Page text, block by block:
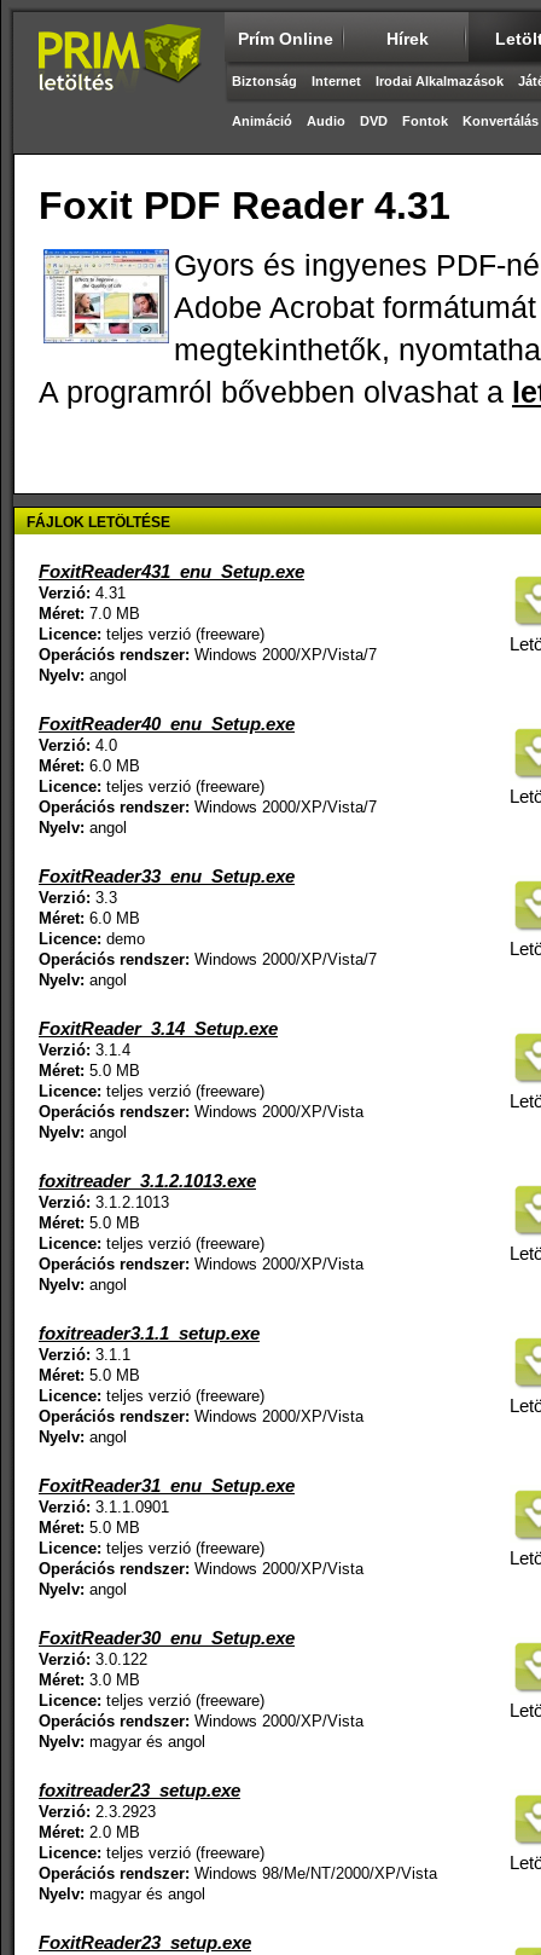
Prím Online Hírek
Biztonság Internet Irodai Alkalmazások
Animáció Audio DVD Fontok Konvertálás
Foxit PDF Reader 4.31
Gyors és ingyenes PDF-
Adobe Acrobat
megtekinthetők,
A programról bővebben olvashat a
FÁJLOK LETÖLTÉSE
FoxitReader431_enu_Setup.exe
Verzió: 4.31
Méret: 7.0 MB
Licence: teljes verzió (freeware)
Operációs rendszer: Windows 2000/XP/Vista/7
Nyelv: angol
FoxitReader40_enu_Setup.exe
Verzió: 4.0
Méret: 6.0 MB
Licence: teljes verzió (freeware)
Operációs rendszer: Windows 2000/XP/Vista/7
Nyelv: angol
FoxitReader33_enu_Setup.exe
Verzió: 3.3
Méret: 6.0 MB
Licence: demo
Operációs rendszer: Windows 2000/XP/Vista/7
Nyelv: angol
FoxitReader_3.14_Setup.exe
Verzió: 3.1.4
Méret: 5.0 MB
Licence: teljes verzió (freeware)
Operációs rendszer: Windows 2000/XP/Vista
Nyelv: angol
foxitreader_3.1.2.1013.exe
Verzió: 3.1.2.1013
Méret: 5.0 MB
Licence: teljes verzió (freeware)
Operációs rendszer: Windows 2000/XP/Vista
Nyelv: angol
foxitreader3.1.1_setup.exe
Verzió: 3.1.1
Méret: 5.0 MB
Licence: teljes verzió (freeware)
Operációs rendszer: Windows 2000/XP/Vista
Nyelv: angol
FoxitReader31_enu_Setup.exe
Verzió: 3.1.1.0901
Méret: 5.0 MB
Licence: teljes verzió (freeware)
Operációs rendszer: Windows 2000/XP/Vista
Nyelv: angol
FoxitReader30_enu_Setup.exe
Verzió: 3.0.122
Méret: 3.0 MB
Licence: teljes verzió (freeware)
Operációs rendszer: Windows 2000/XP/Vista
Nyelv: magyar és angol
foxitreader23_setup.exe
Verzió: 2.3.2923
Méret: 2.0 MB
Licence: teljes verzió (freeware)
Operációs rendszer: Windows 98/Me/NT/2000/XP/Vista
Nyelv: magyar és angol
FoxitReader23_setup.exe